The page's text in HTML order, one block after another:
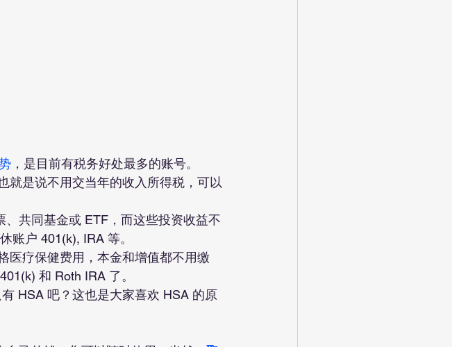
，是目前有税务好处最多的账号。
就是说不用交当年的收入所得税，可以
共同基金或 ETF，而这些投资收益不
账户 401(k), IRA 等。
医疗保健费用，本金和增值都不用缴
和 Roth IRA 了。
HSA 吧？这也是大家喜欢 HSA 的原